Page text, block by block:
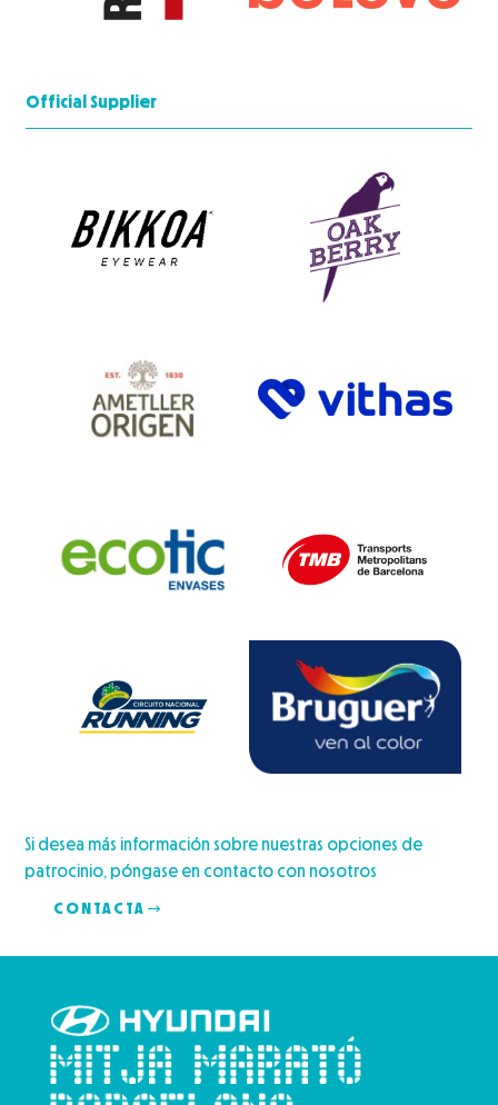
Official Supplier
Si desea más información sobre nuestras opciones de
patrocinio, póngase en contacto con nosotros
CONTACTA